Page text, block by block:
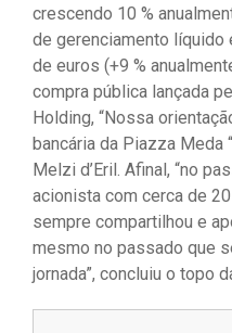
crescendo 10 %
de gerenciamento líquido
de euros (+9 %
compra pública lançada
Holding, “Nossa
bancária da Piazza Meda
Melzi d’Eril. Afinal, “no
acionista com cerca de
sempre compartilhou e
mesmo no passado que
jornada”, concluiu o topo